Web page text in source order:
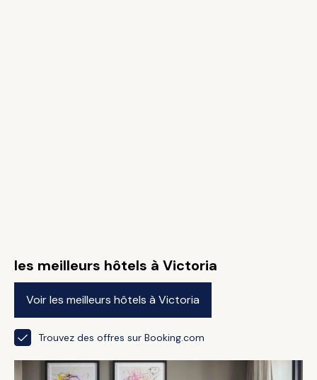
les meilleurs hôtels à Victoria
Voir les meilleurs hôtels à Victoria
Trouvez des offres sur Booking.com